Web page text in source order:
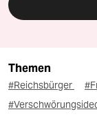
Themen
#Reichsbürger